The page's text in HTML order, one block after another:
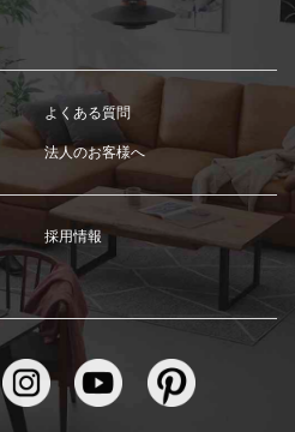
よくある質問
法人のお客様へ
採用情報